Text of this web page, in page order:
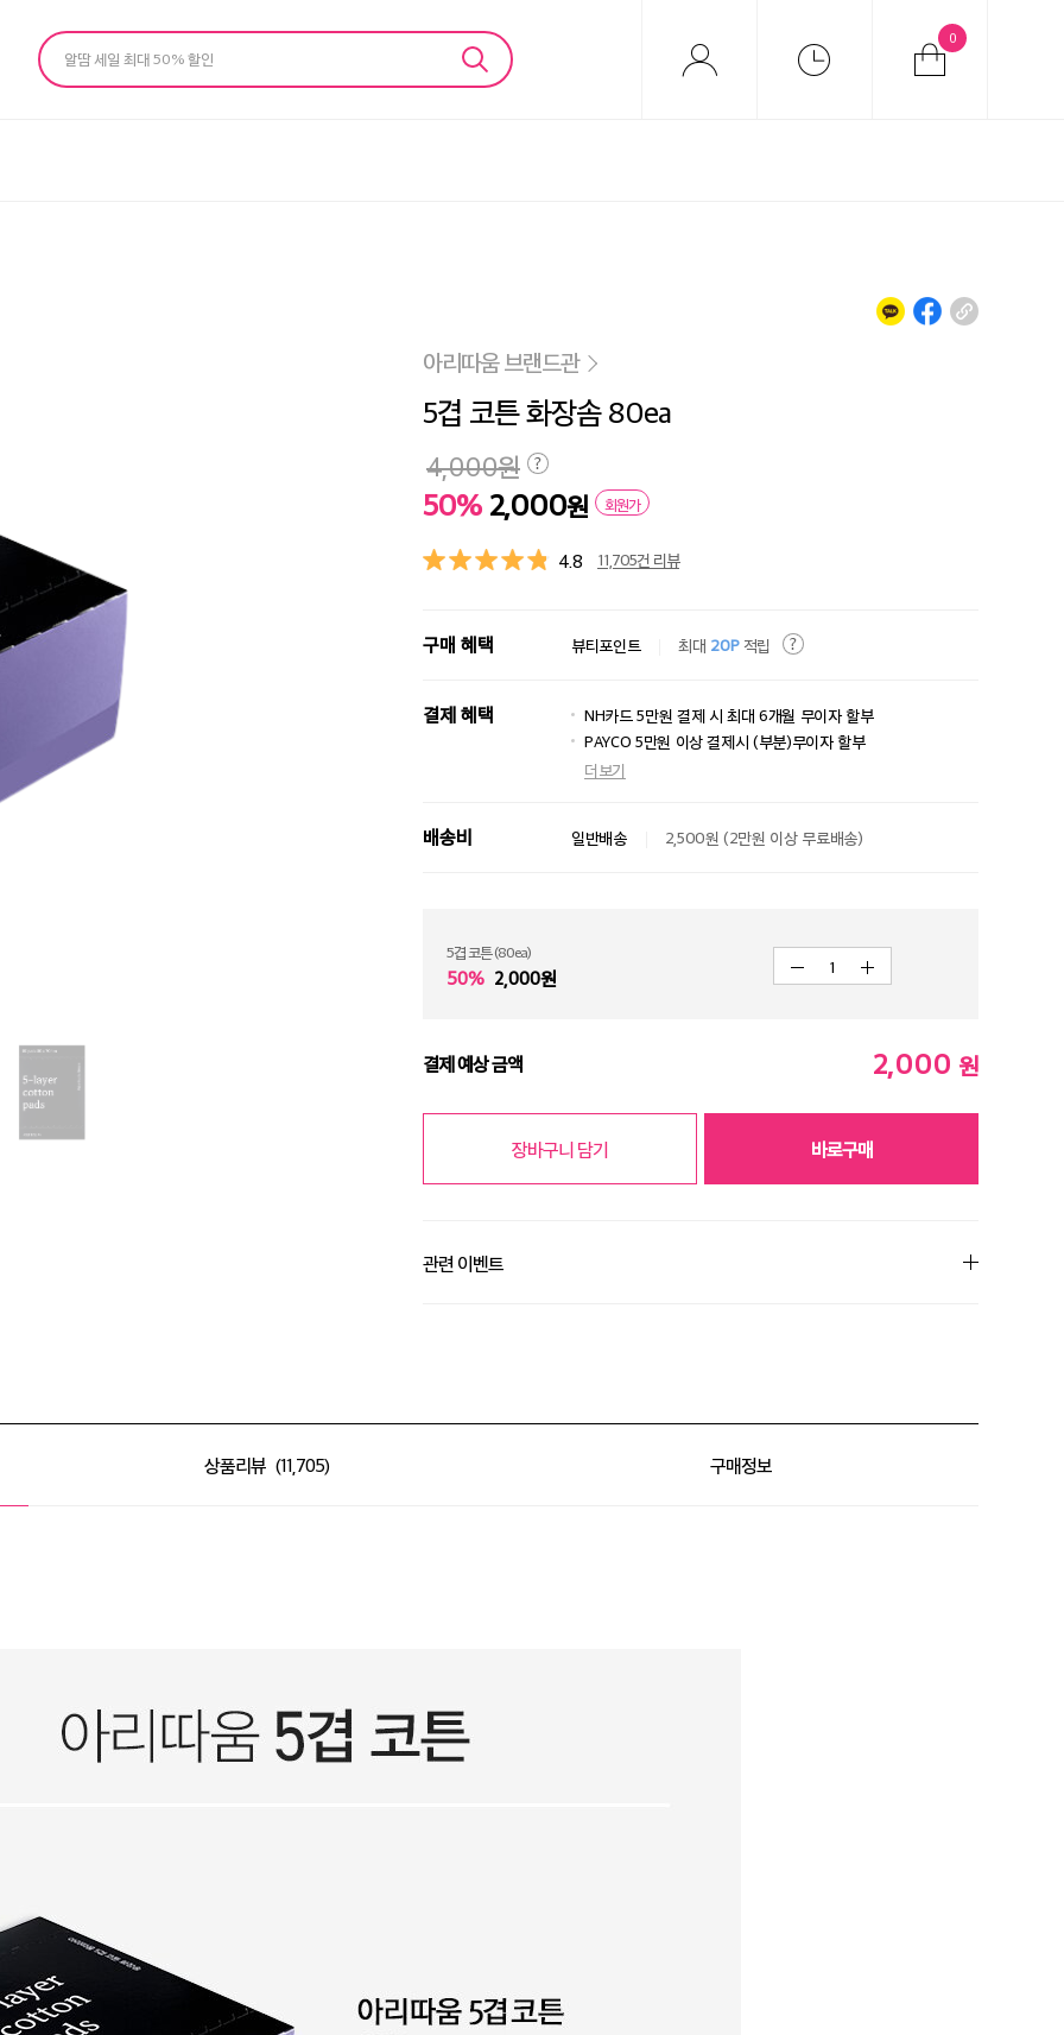
알땀 세일 최대 50% 할인
0
아리따움 브랜드관
5겹 코튼 화장솜 80ea
50% 2,000원 회원가
4,000원
4.8 11,705건 리뷰
구매 혜택 뷰티포인트 최대 20P적립
결제 혜택
NH카드 5만원 결제 시 최대 6개월 무이자 할부
PAYCO 5만원 이상 결제시 (부분)무이자 할부
더보기
배송비 일반배송 2,500원 (2만원 이상 무료배송)
5겹 코튼 (80ea)
50% 2,000원 1
결제 예상 금액 2,000 원
장바구니 담기 바로구매
관련 이벤트
상품리뷰 11,705 구매정보